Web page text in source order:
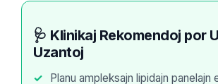
🩺 Klinikaj Rekomendoj por
Uzantoj
Planu ampleksajn lipidajn panelajn